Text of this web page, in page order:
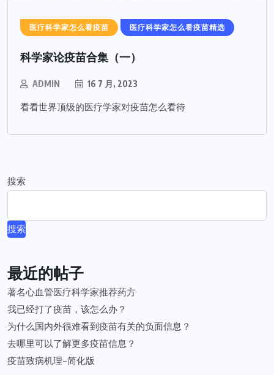
医疗科学家怎么看疫苗 医疗科学家怎么看疫苗精选
科学家论疫苗合集（一）
ADMIN 16 7 月, 2023
看看世界顶级的医疗学家对疫苗怎么看待
搜索
搜索
最近的帖子
著名心血管医疗科学家推荐药方
我已经打了疫苗，该怎么办？
为什么国内外很难看到疫苗有关的负面信息？
去哪里可以了解更多疫苗信息？
疫苗致病机理-简化版